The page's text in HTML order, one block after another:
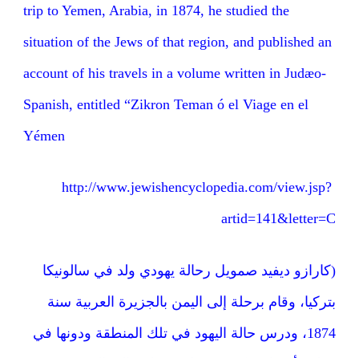
trip to Yemen, Arabia, in 1874, he studied the
situation of the Jews of that region, and published an
account of his travels in a volume written in Judæo-
Spanish, entitled “Zikron Teman ó el Viage en el
Yémen
http://www.jewishencyclopedia.com/view.jsp?
artid=141&letter=C
(كارازو ديفيد صمويل رحالة يهودي ولد في سالونيكا
بتركيا، وقام برحلة إلى اليمن بالجزيرة العربية سنة
1874، ودرس حالة اليهود في تلك المنطقة ودونها في